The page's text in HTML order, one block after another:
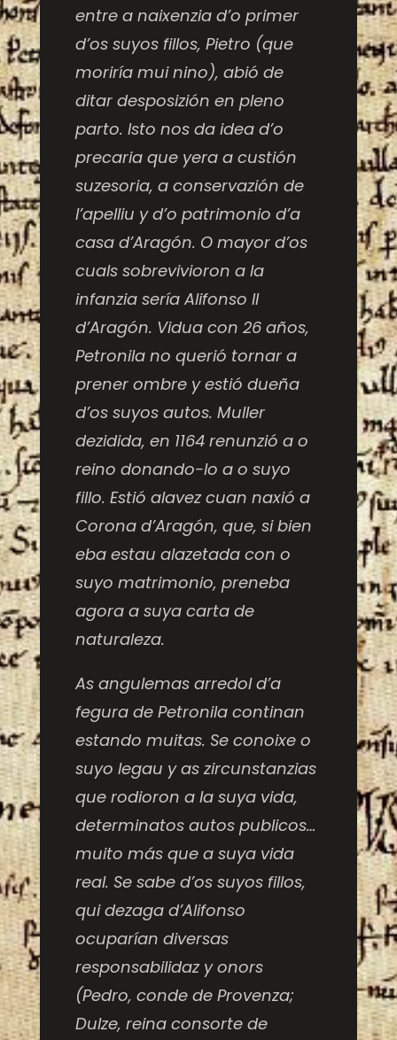
entre a naixenzia d’o primer
d’os suyos fillos, Pietro (que
moriría mui nino), abió de
ditar desposizión en pleno
parto. Isto nos da idea d’o
precaria que yera a custión
suzesoria, a conservazión de
l’apelliu y d’o patrimonio d’a
casa d’Aragón. O mayor d’os
cuals sobrevivioron a la
infanzia sería Alifonso II
d’Aragón. Vidua con 26 años,
Petronila no querió tornar a
prener ombre y estió dueña
d’os suyos autos. Muller
dezidida, en 1164 renunzió a o
reino donando-lo a o suyo
fillo. Estió alavez cuan naxió a
Corona d’Aragón, que, si bien
eba estau alazetada con o
suyo matrimonio, preneba
agora a suya carta de
naturaleza.
As angulemas arredol d’a
fegura de Petronila continan
estando muitas. Se conoixe o
suyo legau y as zircunstanzias
que rodioron a la suya vida,
determinatos autos publicos…
muito más que a suya vida
real. Se sabe d’os suyos fillos,
qui dezaga d’Alifonso
ocuparían diversas
responsabilidaz y onors
(Pedro, conde de Provenza;
Dulze, reina consorte de